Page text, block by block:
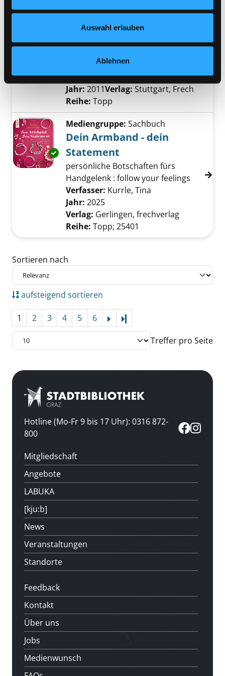
Nähere Informationen finden Sie in unserer
Auswahl erlauben
Ablehnen
Reihe:Lesezug, 1. Klasse
Schmuckinspirationen
exquisit und einfach selbstgemacht
Verfasser:Eder, ElkeSuche nach diesem
Jahr: 2011Verlag: Stuttgart, Frech
Reihe: Topp
Exemplar-Details von Dein Armband - dein
Mediengruppe: Sachbuch
Dein Armband - dein
Statement
persönliche Botschaften fürs
Handgelenk : follow your feelings
Verfasser: Kurrle, Tina
Jahr: 2025
Verlag: Gerlingen, frechverlag
Reihe: Topp; 25401
Zu den Suchfiltern springen
Sortieren nach
aufsteigend sortieren
1 2 3 4 5 6
Treffer pro Seite
Hotline (Mo-Fr 9 bis 17 Uhr): 0316 872-
800
Mitgliedschaft
Angebote
LABUKA
[kju:b]
News
Veranstaltungen
Standorte
Feedback
Kontakt
Über uns
Jobs
Medienwunsch